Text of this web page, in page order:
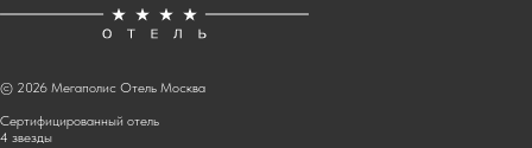
© 2026 Мегаполис Отель Москва
Сертифицированный отель
4 звезды